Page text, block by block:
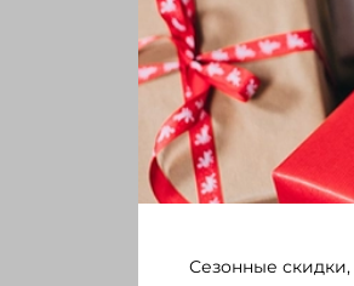
Сезонные